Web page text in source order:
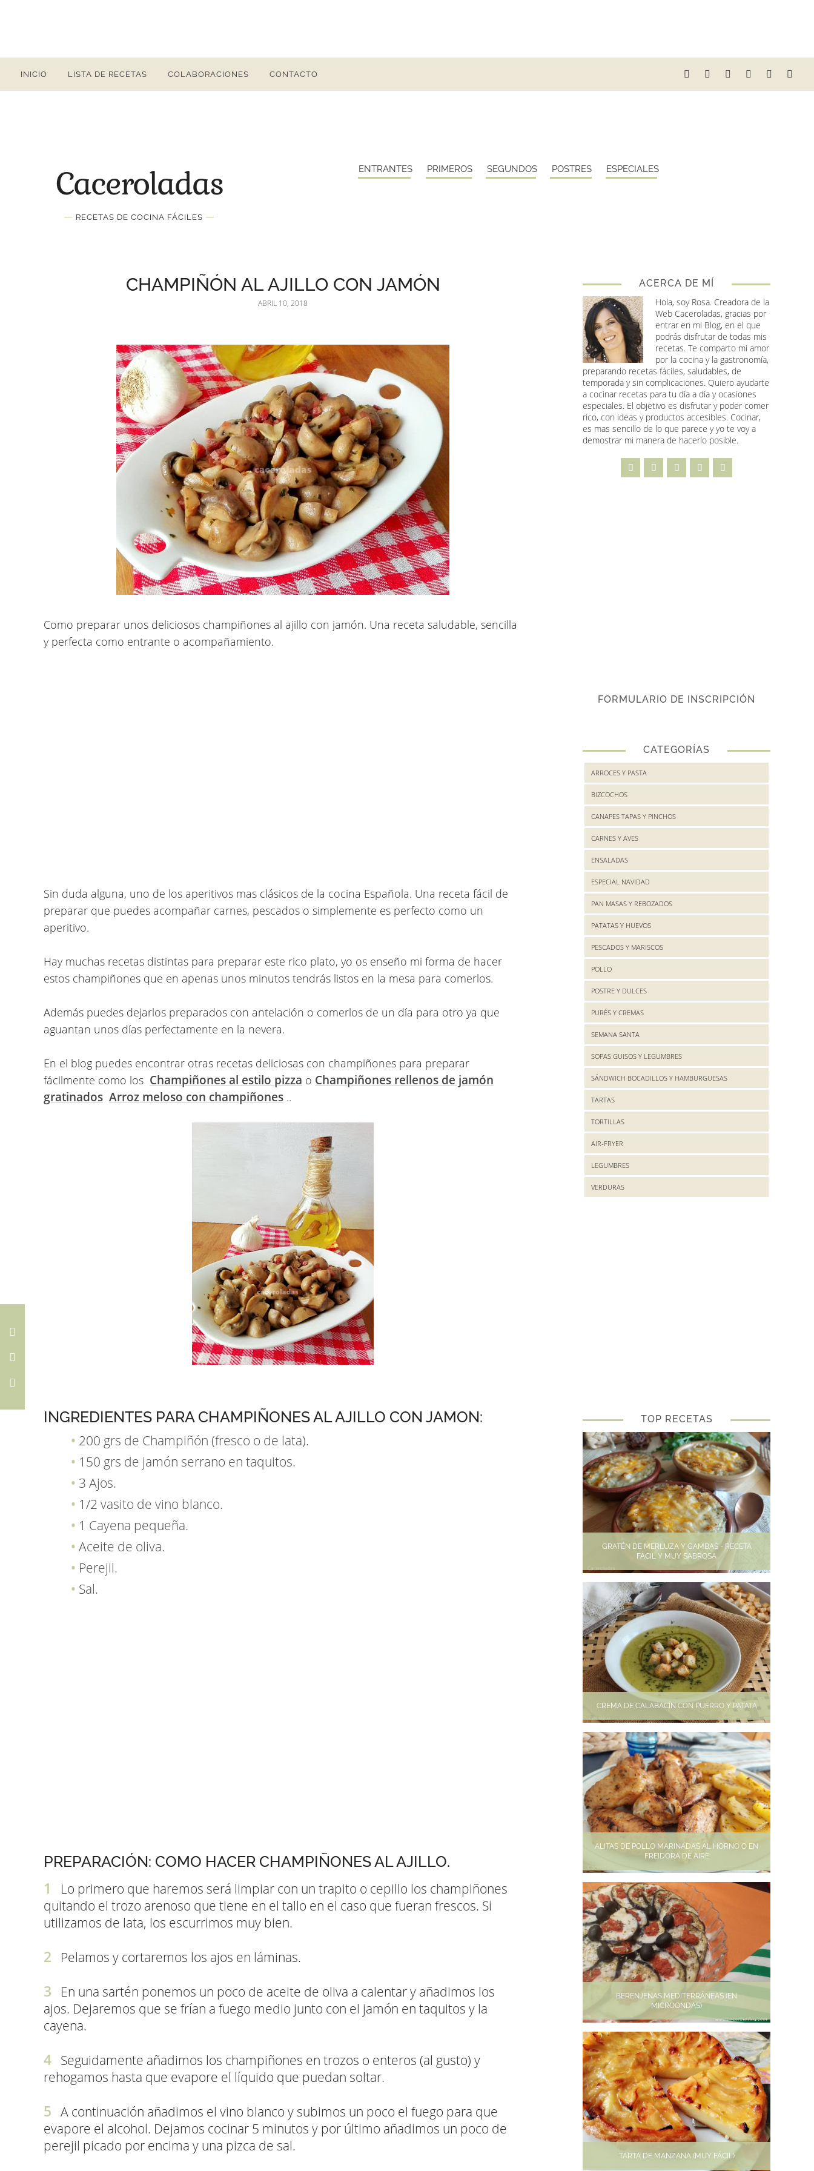
INICIO LISTA DE RECETAS COLABORACIONES CONTACTO
Caceroladas
— RECETAS DE COCINA FÁCILES —
ENTRANTES PRIMEROS SEGUNDOS POSTRES ESPECIALES
CHAMPIÑÓN AL AJILLO CON JAMÓN
ABRIL 10, 2018
Como preparar unos deliciosos champiñones al ajillo con jamón. Una receta saludable, sencilla
y perfecta como entrante o acompañamiento.
Sin duda alguna, uno de los aperitivos mas clásicos de la cocina Española. Una receta fácil de
preparar que puedes acompañar carnes, pescados o simplemente es perfecto como un
aperitivo.
Hay muchas recetas distintas para preparar este rico plato, yo os enseño mi forma de hacer
estos champiñones que en apenas unos minutos tendrás listos en la mesa para comerlos.
Además puedes dejarlos preparados con antelación o comerlos de un día para otro ya que
aguantan unos días perfectamente en la nevera.
En el blog puedes encontrar otras recetas deliciosas con champiñones para preparar
fácilmente como los Champiñones al estilo pizza o Champiñones rellenos de jamón
gratinados Arroz meloso con champiñones ..
INGREDIENTES PARA CHAMPIÑONES AL AJILLO CON JAMON:
200 grs de Champiñón (fresco o de lata).
150 grs de jamón serrano en taquitos.
3 Ajos.
1/2 vasito de vino blanco.
1 Cayena pequeña.
Aceite de oliva.
Perejil.
Sal.
PREPARACIÓN: COMO HACER CHAMPIÑONES AL AJILLO.
Lo primero que haremos será limpiar con un trapito o cepillo los champiñones
quitando el trozo arenoso que tiene en el tallo en el caso que fueran frescos. Si
utilizamos de lata, los escurrimos muy bien.
Pelamos y cortaremos los ajos en láminas.
En una sartén ponemos un poco de aceite de oliva a calentar y añadimos los
ajos. Dejaremos que se frían a fuego medio junto con el jamón en taquitos y la
cayena.
Seguidamente añadimos los champiñones en trozos o enteros (al gusto) y
rehogamos hasta que evapore el líquido que puedan soltar.
A continuación añadimos el vino blanco y subimos un poco el fuego para que
evapore el alcohol. Dejamos cocinar 5 minutos y por último añadimos un poco de
perejil picado por encima y una pizca de sal.
ACERCA DE MÍ
Hola, soy Rosa. Creadora de la
Web Caceroladas, gracias por
entrar en mi Blog, en el que
podrás disfrutar de todas mis
recetas. Te comparto mi amor
por la cocina y la gastronomía,
preparando recetas fáciles, saludables, de
temporada y sin complicaciones. Quiero ayudarte
a cocinar recetas para tu día a día y ocasiones
especiales. El objetivo es disfrutar y poder comer
rico, con ideas y productos accesibles. Cocinar,
es mas sencillo de lo que parece y yo te voy a
demostrar mi manera de hacerlo posible.
FORMULARIO DE INSCRIPCIÓN
CATEGORÍAS
ARROCES Y PASTA
BIZCOCHOS
CANAPES TAPAS Y PINCHOS
CARNES Y AVES
ENSALADAS
ESPECIAL NAVIDAD
PAN MASAS Y REBOZADOS
PATATAS Y HUEVOS
PESCADOS Y MARISCOS
POLLO
POSTRE Y DULCES
PURÉS Y CREMAS
SEMANA SANTA
SOPAS GUISOS Y LEGUMBRES
SÁNDWICH BOCADILLOS Y HAMBURGUESAS
TARTAS
TORTILLAS
AIR-FRYER
LEGUMBRES
VERDURAS
TOP RECETAS
GRATÉN DE MERLUZA Y GAMBAS - RECETA
FÁCIL Y MUY SABROSA
CREMA DE CALABACÍN CON PUERRO Y PATATA
ALITAS DE POLLO MARINADAS AL HORNO O EN
FREIDORA DE AIRE
BERENJENAS MEDITERRÁNEAS (EN
MICROONDAS)
TARTA DE MANZANA (MUY FÁCIL)